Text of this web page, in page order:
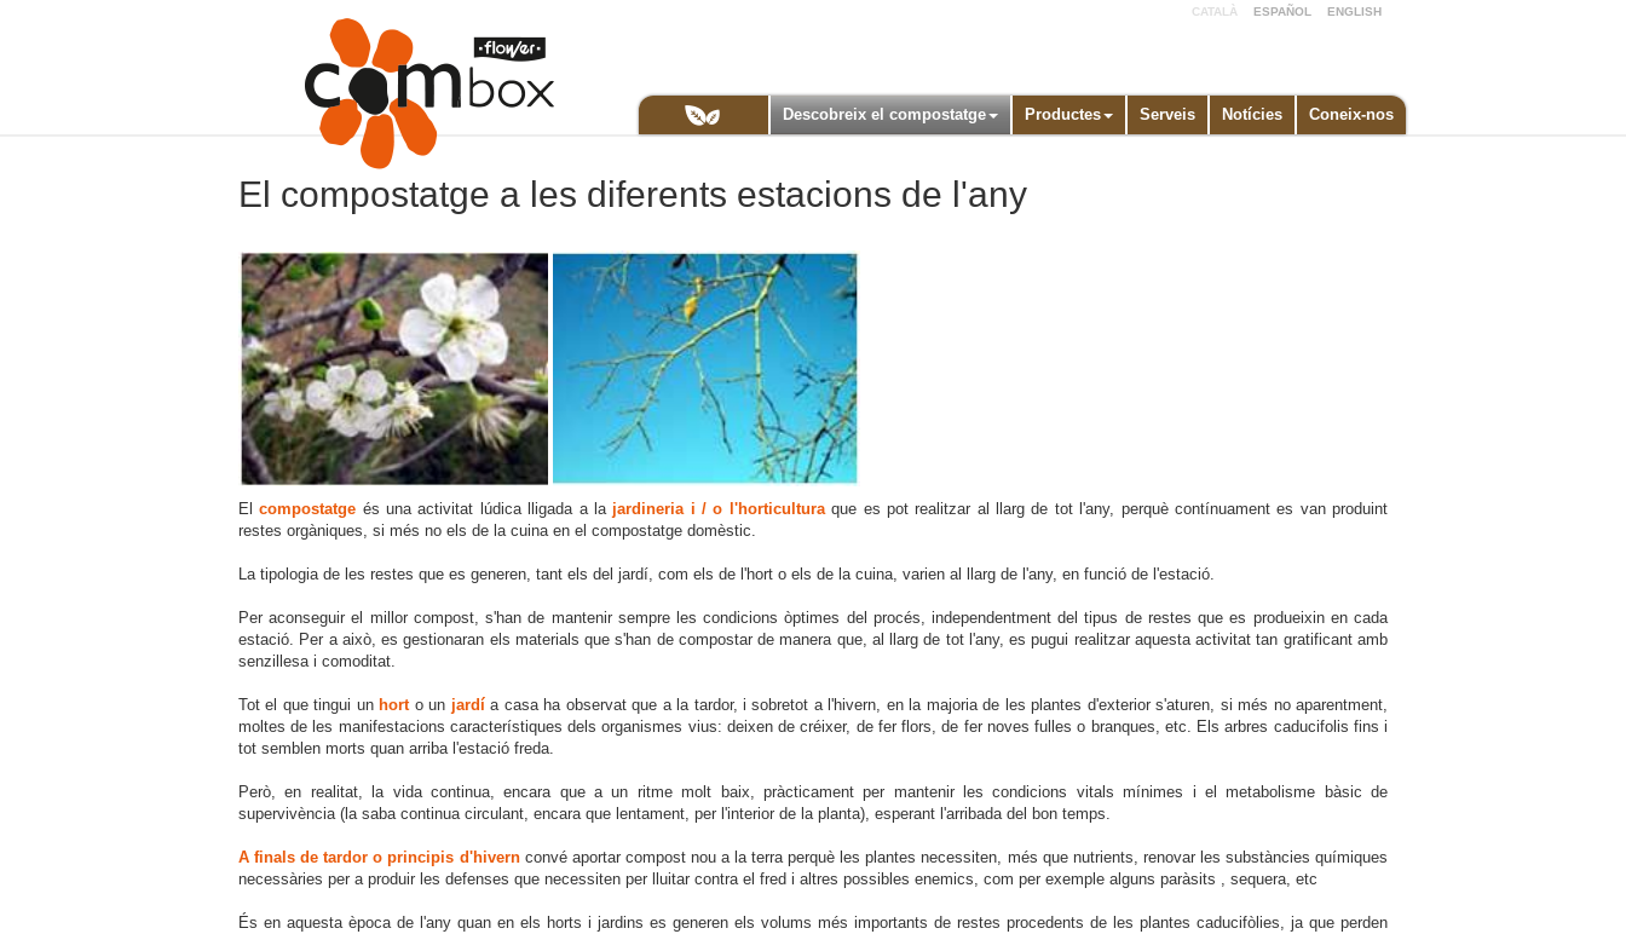
CATALÀ ESPAÑOL ENGLISH
Descobreix el compostatge Productes Serveis Notícies Coneix-nos
El compostatge a les diferents estacions de l'any
Elcompostatge és una activitat lúdica lligada a la jardineria i / o l'horticulturaque es pot realitzar al llarg de tot l'any, perquè contínuament es van produint
restes orgàniques, si més no els de la cuina en el compostatge domèstic.
La tipologia de les restes que es generen, tant els del jardí, com els de l'hort o els de la cuina, varien al llarg de l'any, en funció de l'estació.
Per aconseguir el millor compost, s'han de mantenir sempre les condicions òptimes del procés, independentment del tipus de restes que es produeixin en cada
estació. Per a això, es gestionaran els materials que s'han de compostar de manera que, al llarg de tot l'any, es pugui realitzar aquesta activitat tan gratificant amb
senzillesa i comoditat.
Tot el que tingui un horto un jardía casa ha observat que a la tardor, i sobretot a l'hivern, en la majoria de les plantes d'exterior s'aturen, si més no aparentment,
moltes de les manifestacions característiques dels organismes vius: deixen de créixer, de fer flors, de fer noves fulles o branques, etc. Els arbres caducifolis fins i
tot semblen morts quan arriba l'estació freda.
Però, en realitat, la vida continua, encara que a un ritme molt baix, pràcticament per mantenir les condicions vitals mínimes i el metabolisme bàsic de
supervivència (la saba continua circulant, encara que lentament, per l'interior de la planta), esperant l'arribada del bon temps.
A finals de tardor o principis d'hivernconvé aportar compost nou a la terra perquè les plantes necessiten, més que nutrients, renovar les substàncies químiques
necessàries per a produir les defenses que necessiten per lluitar contra el fred i altres possibles enemics, com per exemple alguns paràsits , sequera, etc
És en aquesta època de l'any quan en els horts i jardins es generen els volums més importants de restes procedents de les plantes caducifòlies, ja que perden